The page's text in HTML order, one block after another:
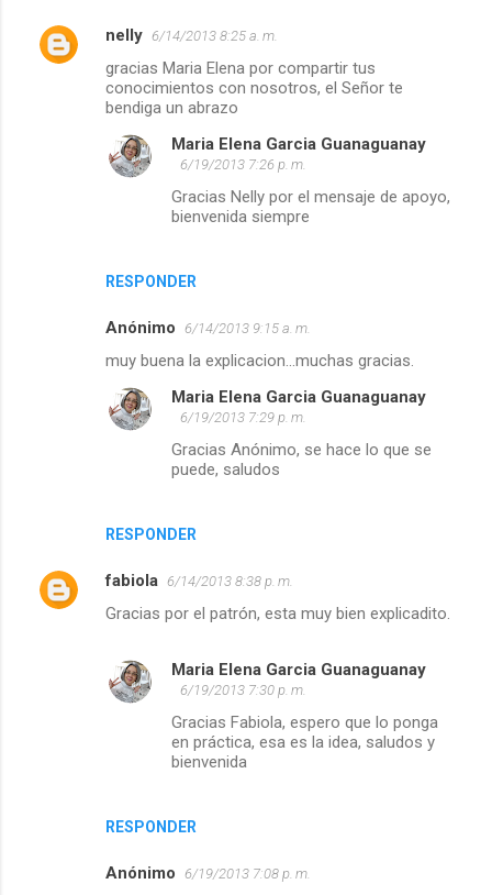
nelly 6/14/2013 8:25 a. m.
gracias Maria Elena por compartir tus
conocimientos con nosotros, el Señor te
bendiga un abrazo
RESPONDER
Maria Elena Garcia Guanaguanay
6/19/2013 7:26 p. m.
Gracias Nelly por el mensaje de apoyo,
bienvenida siempre
Anónimo 6/14/2013 9:15 a. m.
muy buena la explicacion...muchas gracias.
RESPONDER
Maria Elena Garcia Guanaguanay
6/19/2013 7:29 p. m.
Gracias Anónimo, se hace lo que se
puede, saludos
fabiola 6/14/2013 8:38 p. m.
Gracias por el patrón, esta muy bien explicadito.
RESPONDER
Maria Elena Garcia Guanaguanay
6/19/2013 7:30 p. m.
Gracias Fabiola, espero que lo ponga
en práctica, esa es la idea, saludos y
bienvenida
Anónimo 6/19/2013 7:08 p. m.